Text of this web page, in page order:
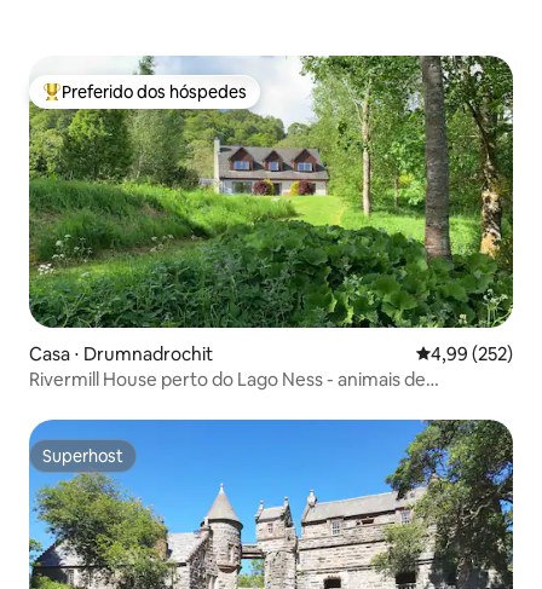
Entre os melhores preferidos dos hóspedes
Preferido dos hóspedes
Casa ⋅ Drumnadrochit 4,99 de uma
4,99 (252)
Rivermill House perto do Lago Ness - animais de
Superhost
Superhost